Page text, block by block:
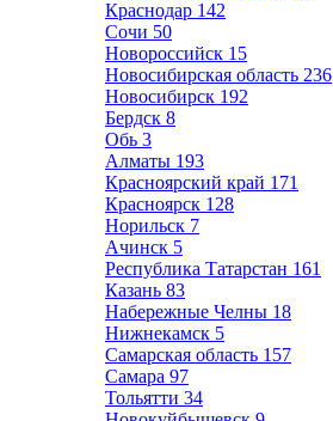
Краснодар 142
Сочи 50
Новороссийск 15
Новосибирская область 236
Новосибирск 192
Бердск 8
Обь 3
Алматы 193
Красноярский край 171
Красноярск 128
Норильск 7
Ачинск 5
Республика Татарстан 161
Казань 83
Набережные Челны 18
Нижнекамск 5
Самарская область 157
Самара 97
Тольятти 34